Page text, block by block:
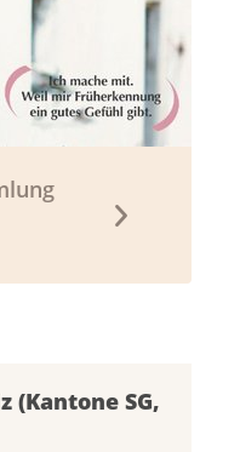
(Kantone SG,